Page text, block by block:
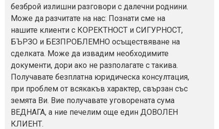
безброй излишни разговори с далечни роднини.
Може да разчитате на нас: Познати сме на
нашите клиенти с КОРЕКТНОСТ и СИГУРНОСТ,
БЪРЗО и БЕЗПРОБЛЕМНО осъществяване на
сделката. Може да извадим необходимите
документи, дори ако не разполагате с такива.
Получавате безплатна юридическа консултация,
при проблем от всякакъв характер, свързан със
земята Ви. Вие получавате уговорената сума
ВЕДНАГА, а ние печелим още един ДОВОЛЕН
КЛИЕНТ.